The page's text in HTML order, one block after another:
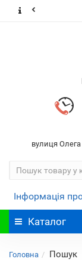
вулиця
Інформація
Каталог
Головна Пошук